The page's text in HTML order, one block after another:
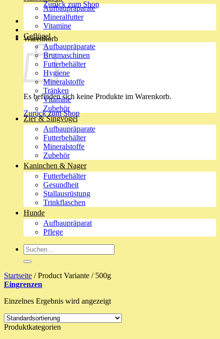
Zurück zum Shop
Warenkorb
Es befinden sich keine Produkte im Warenkorb.
Zurück zum Shop
Aufbaupräparate
Mineralfutter
Vitamine
Geflügel
Aufbaupräparate
Brutmaschinen
Futterbehälter
Hygiene
Mineralstoffe
Tränken
Vitamine
Zubehör
Zier & Singvögel
Aufbaupräparate
Futterbehälter
Mineralstoffe
Zubehör
Kaninchen & Nager
Futterbehälter
Gesundheit
Stallausrüstung
Trinkflaschen
Hunde
Aufbaupräparat
Pflege
Suche
nach:
Startseite /Product Variante /500g
Eingrenzen
Einzelnes Ergebnis wird angezeigt
Produktkategorien